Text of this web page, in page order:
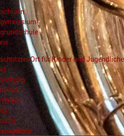
Ort für Kinder und Jugendliche